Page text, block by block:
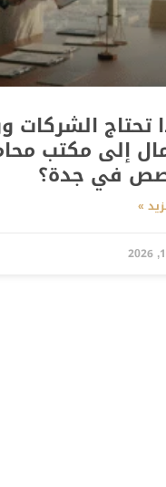
تحتاج الشركات
إلى مكتب
في جدة؟
»